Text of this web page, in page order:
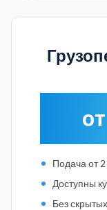
Подача от
Доступны
Без